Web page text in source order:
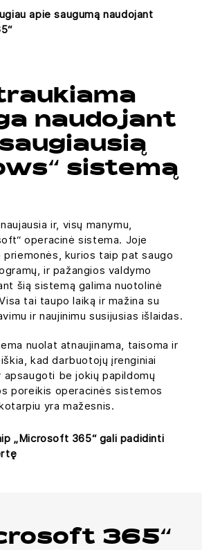
apie saugumą naudojant
naudojant
sistemą
ir, visų manymu,
operacinė sistema. Joje
kurios taip pat saugo
ir pažangios valdymo
šią sistemą galima nuotolinė
tai taupo laiką ir mažina su
ir naujinimu susijusias išlaidas.
nuolat atnaujinama, taisoma ir
kad darbuotojų įrenginiai
apsaugoti be jokių papildomų
poreikis operacinės sistemos
yra mažesnis.
„Microsoft 365“ gali padidinti
365“